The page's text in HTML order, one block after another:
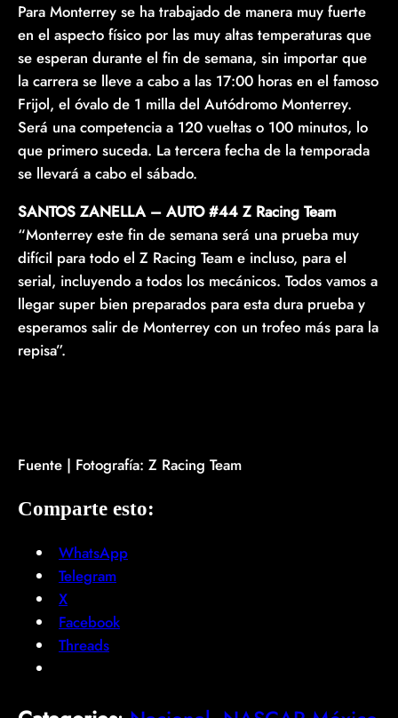
Para Monterrey se ha trabajado de manera muy fuerte
en el aspecto físico por las muy altas temperaturas que
se esperan durante el fin de semana, sin importar que
la carrera se lleve a cabo a las 17:00 horas en el famoso
Frijol, el óvalo de 1 milla del Autódromo Monterrey.
Será una competencia a 120 vueltas o 100 minutos, lo
que primero suceda. La tercera fecha de la temporada
se llevará a cabo el sábado.
SANTOS ZANELLA – AUTO #44 Z Racing Team
“Monterrey este fin de semana será una prueba muy
difícil para todo el Z Racing Team e incluso, para el
serial, incluyendo a todos los mecánicos. Todos vamos a
llegar super bien preparados para esta dura prueba y
esperamos salir de Monterrey con un trofeo más para la
repisa”.
Fuente | Fotografía: Z Racing Team
Comparte esto:
WhatsApp
Telegram
X
Facebook
Threads